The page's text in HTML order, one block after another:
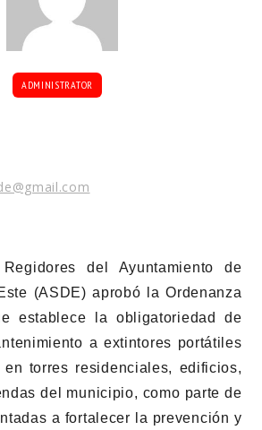
ADMINISTRATOR
del Ayuntamiento de
(ASDE) aprobó la Ordenanza
establece la obligatoriedad de
a extintores portátiles
torres residenciales, edificios,
del municipio, como parte de
a fortalecer la prevención y